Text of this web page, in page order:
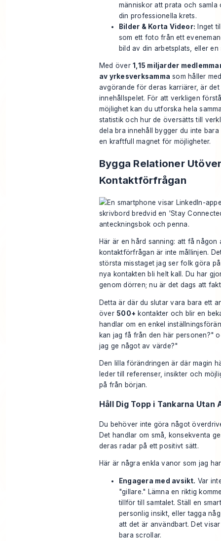
människor att prata och
din professionella krets.
Bilder & Korta Videor: Inget
som ett foto från ett
bild av din arbetsplats, eller
Med över1,15 miljarder
av yrkesverksamma som håller
avgörande för deras karriärer, är
innehållspelet. För att verkligen
möjlighet kan duutforska hela
statistik och hur de översätts till
dela bra innehåll bygger du inte
en kraftfull magnet för möjligheter.
Bygga Relationer
Kontaktförfrågan
Här är en hård sanning: att få någon
kontaktförfrågan är inte mållinjen.
största misstaget jag ser folk göra
nya kontakten bli helt kall. Du har
genom dörren; nu är det dags att
Detta är där du slutar vara bara ett
över 500+ kontakter och blir en
handlar om en enkel
kan jag få från den här personen?"
jag ge något av värde?"
Den lilla förändringen är där magin
leder till referenser, insikter och
på från början.
Håll Dig Topp i Tankarna
Du behöver inte göra något
Det handlar om små, konsekventa
deras radar på ett positivt sätt.
Här är några enkla vanor som jag
Engagera med avsikt. Var
"gillare." Lämna en riktig
tillför till samtalet. Ställ en
personlig insikt, eller tagga
att det är användbart. Det
bara scrollar.